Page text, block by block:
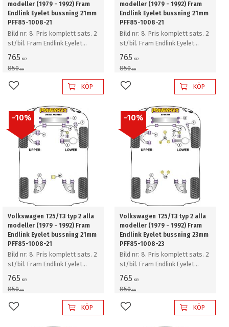
modeller (1979 - 1992) Fram
Endlink Eyelet bussning 21mm
PFF85-1008-21
Bild nr: 8. Pris komplett sats. 2
st/bil. Fram Endlink Eyelet
bussning 21mm
765 KR
850KR
Lägg till i favoriterKÖP
modeller (1979 - 1992) Fram
Endlink Eyelet bussning 21mm
PFF85-1008-21
Bild nr: 8. Pris komplett sats. 2
st/bil. Fram Endlink Eyelet
bussning 21mm
765 KR
850KR
Lägg till i favoriterKÖP
Volkswagen T25/T3 typ 2 alla
modeller (1979 - 1992) Fram
Endlink Eyelet bussning 21mm
PFF85-1008-21
Bild nr: 8. Pris komplett sats. 2
st/bil. Fram Endlink Eyelet
bussning 21mm
765 KR
850KR
10%
Lägg till i favoriterKÖP
Volkswagen T25/T3 typ 2 alla
modeller (1979 - 1992) Fram
Endlink Eyelet bussning 23mm
PFF85-1008-23
Bild nr: 8. Pris komplett sats. 2
st/bil. Fram Endlink Eyelet
bussning 23mm
765 KR
850KR
10%
Lägg till i favoriterKÖP